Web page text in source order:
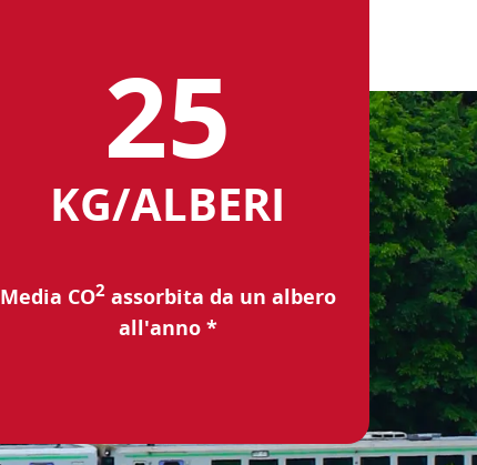
KG/ALBERI
Media CO2 assorbita da un albero
all'anno *